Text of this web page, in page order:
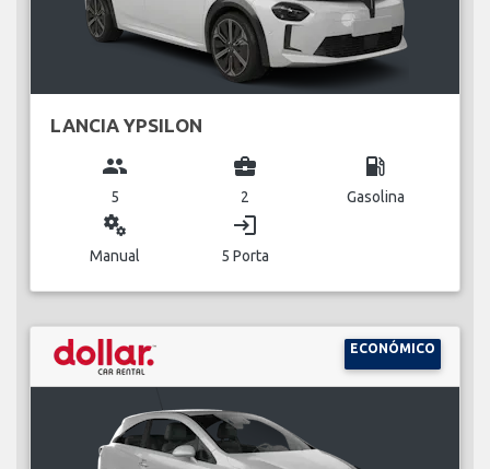
LANCIA YPSILON
group
5
business_center
2
local_gas_station
Gasolina
miscellaneous_services
Manual
login
5 Porta
ECONÓMICO